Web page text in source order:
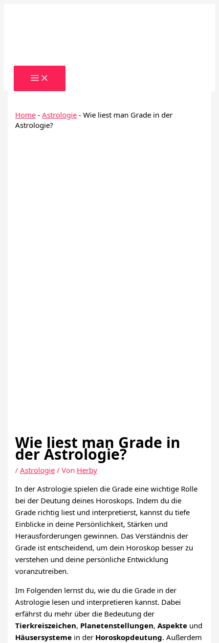
Home -Astrologie -Wie liest man Grade in der
Astrologie?
Wie liest man Grade in
der Astrologie?
/Astrologie / Von Herby
In der Astrologie spielen die Grade eine wichtige Rolle
bei der Deutung deines Horoskops. Indem du die
Grade richtig liest und interpretierst, kannst du tiefe
Einblicke in deine Persönlichkeit, Stärken und
Herausforderungen gewinnen. Das Verständnis der
Grade ist entscheidend, um dein Horoskop besser zu
verstehen und deine persönliche Entwicklung
voranzutreiben.
Im Folgenden lernst du, wie du die Grade in der
Astrologie lesen und interpretieren kannst. Dabei
erfährst du mehr über die Bedeutung der
Tierkreiszeichen, Planetenstellungen,Aspekte und
Häusersysteme in der Horoskopdeutung. Außerdem